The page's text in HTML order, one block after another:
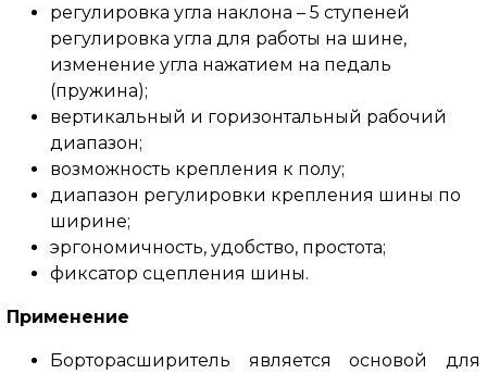
регулировка угла наклона – 5 ступеней
регулировка угла для работы на шине,
изменение угла нажатием на педаль
(пружина);
вертикальный и горизонтальный рабочий
диапазон;
возможность крепления к полу;
диапазон регулировки крепления шины по
ширине;
эргономичность, удобство, простота;
фиксатор сцепления шины.
Применение
Борторасширитель является основой для